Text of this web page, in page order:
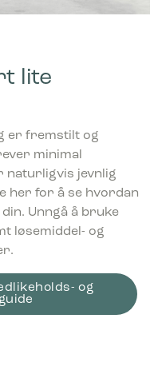
lite
er fremstilt og
minimal
naturligvis jevnlig
her for å se hvordan
Unngå å bruke
løsemiddel- og
og